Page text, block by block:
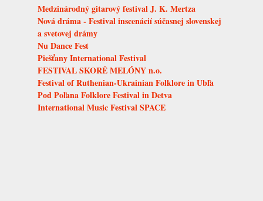
Medzinárodný gitarový festival J. K. Mertza
Nová dráma - Festival inscenácií súčasnej slovenskej
a svetovej drámy
Nu Dance Fest
Piešťany International Festival
FESTIVAL SKORÉ MELÓNY n.o.
Festival of Ruthenian-Ukrainian Folklore in Ubľa
Pod Poľana Folklore Festival in Detva
International Music Festival SPACE